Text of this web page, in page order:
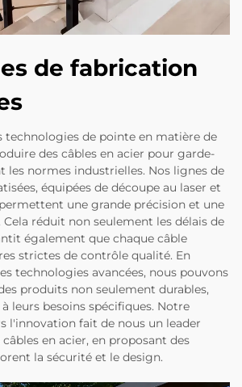
de fabrication
technologies de pointe en matière de
des câbles en acier pour garde-
les normes industrielles. Nos lignes de
équipées de découpe au laser et
une grande précision et une
réduit non seulement les délais de
également que chaque câble
strictes de contrôle qualité. En
technologies avancées, nous pouvons
produits non seulement durables,
leurs besoins spécifiques. Notre
l'innovation fait de nous un leader
en acier, en proposant des
la sécurité et le design.